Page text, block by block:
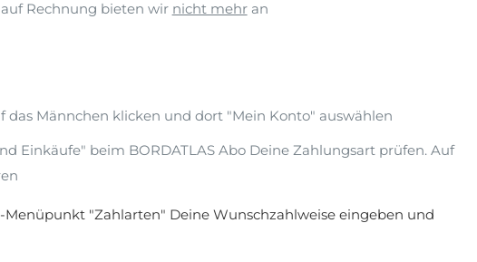
Rechnung bieten wir nicht mehran
das Männchen klicken und dort "Mein Konto" auswählen
Einkäufe" beim BORDATLAS Abo Deine Zahlungsart prüfen. Auf
"Zahlarten" Deine Wunschzahlweise eingeben und